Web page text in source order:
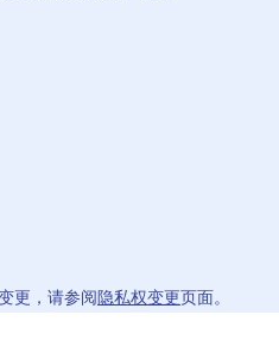
更，请参阅隐私权变更页面。